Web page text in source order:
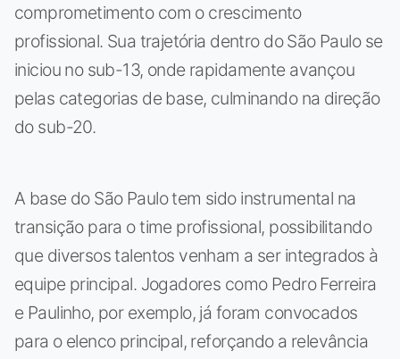
comprometimento com o crescimento
profissional. Sua trajetória dentro do São Paulo se
iniciou no sub-13, onde rapidamente avançou
pelas categorias de base, culminando na direção
do sub-20.
A base do São Paulo tem sido instrumental na
transição para o time profissional, possibilitando
que diversos talentos venham a ser integrados à
equipe principal. Jogadores como Pedro Ferreira
e Paulinho, por exemplo, já foram convocados
para o elenco principal, reforçando a relevância